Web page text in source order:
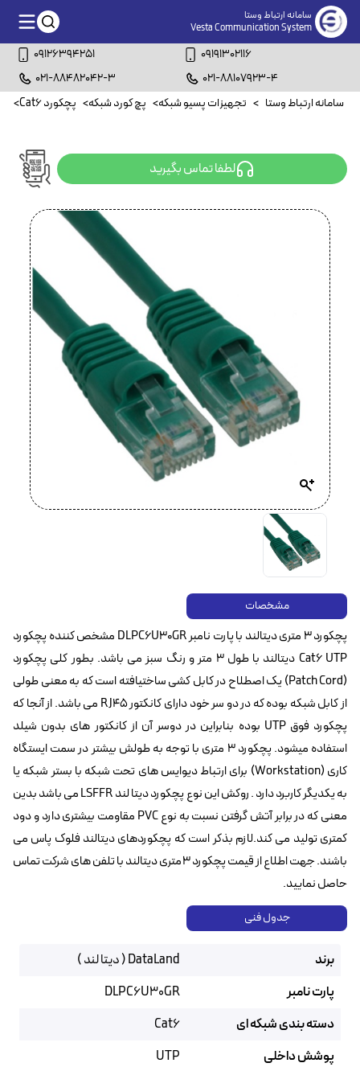
سامانه ارتباط وستا
Vesta Communication System
09126394251
09191302116
021-88482042-3
021-88107923-4
سامانه ارتباط وستا > تجهیزات پسیو شبکه> پچ کورد شبکه> پچکورد Cat6 >
لطفا تماس بگیرید
مشخصات
پچکورد 3 متری دیتالند با پارت نامبر DLPC6U30GR مشخص کننده پچکورد
Cat6 UTP‌ دیتالند با طول 3 متر و رنگ سبز می باشد. بطور کلی پچکورد
(Patch Cord) یک اصطلاح در کابل کشی ساختیافته است که به معنی طولی
از کابل شبکه بوده که در دو سر خود دارای کانکتور RJ45 می باشد. از آنجا که
پچکورد فوق UTP بوده بنابراین در دوسر آن از کانکتور های بدون شیلد
استفاده میشود. پچکورد 3 متری با توجه به طولش بیشتر در سمت ایستگاه
کاری (Workstation) برای ارتباط دیوایس های تحت شبکه با بستر شبکه یا
به یکدیگر کاربرد دارد . روکش این نوع پچکورد دیتا لند LSFFR می باشد بدین
معنی که در برابر آتش گرفتن نسبت به نوع PVC مقاومت بیشتری دارد و دود
کمتری تولید می کند.لازم بذکر است که پچکوردهای دیتالند فلوک پاس می
باشند. جهت اطلاع از قیمت پچکورد 3متری دیتالند با تلفن های شرکت تماس
حاصل نمایید.
جدول فنی
برند
DataLand ( دیتا لند )
پارت نامبر
DLPC6U30GR
دسته بندی شبکه ای
Cat6
پوشش داخلی
UTP